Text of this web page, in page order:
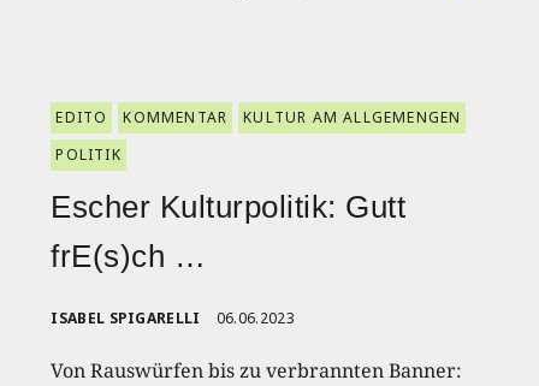
EDITO KOMMENTAR
KULTUR AM ALLGEMENGEN
POLITIK
Escher Kulturpolitik: Gutt
frE(s)ch …
ISABEL SPIGARELLI 06.06.2023
Von Rauswürfen bis zu verbrannten Banner: